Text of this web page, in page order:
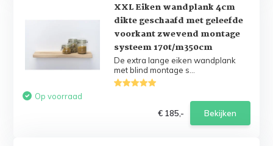
XXL Eiken wandplank 4cm
dikte geschaafd met geleefde
voorkant zwevend montage
systeem 170t/m350cm
De extra lange eiken wandplank
met blind montage s...
Op voorraad
€ 185,-
Bekijken